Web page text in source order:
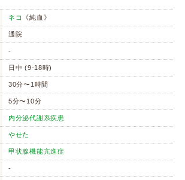
ネコ 《純血》
通院
-
日中 (9-18時)
30分〜1時間
5分〜10分
内分泌代謝系疾患
やせた
甲状腺機能亢進症
-